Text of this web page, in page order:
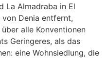
La Almadraba in El
Denia entfernt,
alle Konventionen
Geringeres, als das
eine Wohnsiedlung, die